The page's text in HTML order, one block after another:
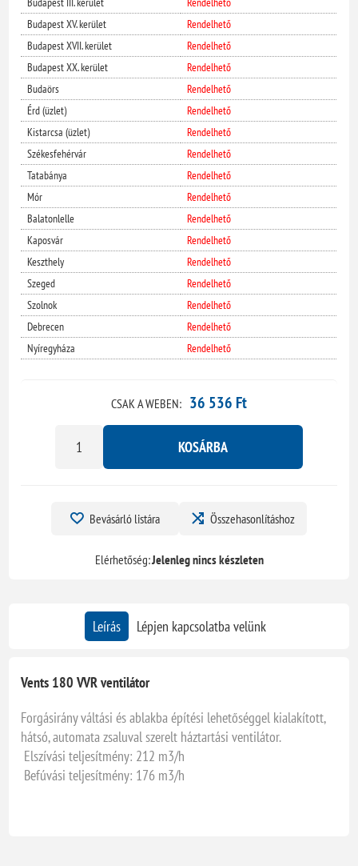
Budapest XV. kerület
Rendelhető
Budapest XVII. kerület
Rendelhető
Budapest XX. kerület
Rendelhető
Budaörs
Rendelhető
Érd (üzlet)
Rendelhető
Kistarcsa (üzlet)
Rendelhető
Székesfehérvár
Rendelhető
Tatabánya
Rendelhető
Mór
Rendelhető
Balatonlelle
Rendelhető
Kaposvár
Rendelhető
Keszthely
Rendelhető
Szeged
Rendelhető
Szolnok
Rendelhető
Debrecen
Rendelhető
Nyíregyháza
Rendelhető
CSAK A WEBEN: 36 536 Ft
KOSÁRBA
Bevásárló listára Összehasonlításhoz
Elérhetőség:Jelenleg nincs készleten
Leírás Lépjen kapcsolatba velünk
Vents 180 VVR ventilátor
Forgásirány váltási és ablakba építési lehetőséggel kialakított,
hátsó, automata zsaluval szerelt háztartási ventilátor.
Elszívási teljesítmény: 212 m3/h
Befúvási teljesítmény: 176 m3/h